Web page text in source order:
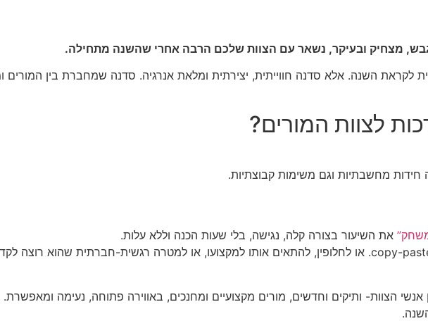
מצחיק ובעיקר, נשאר עם הצוות שלכם הרבה אחרי שהשנה מתחילה.
לקראת השנה. אלא סדנה חווייתית, יצירתית ומלאת אנרגיה. סדנה שמחברת בין
לצוות המורים?
מחשבתיות וגם משימות קבוצתיות.
את השיעור בצורה קלה, נגישה, בלי שעות הכנה וללא עלות.
הצוות- ותיקים וחדשים, מורים מקצועיים ומחנכים, באווירה פתוחה, נעימה ומאפשרת.